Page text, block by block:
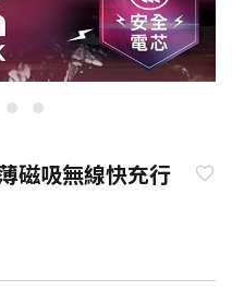
磁吸無線快充行